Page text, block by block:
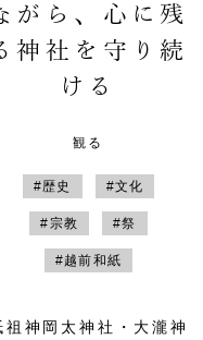
がら、心に残
神社を守り続
ける
観る
#歴史 #文化
#宗教 #祭
#越前和紙
祖神岡太神社・大瀧神